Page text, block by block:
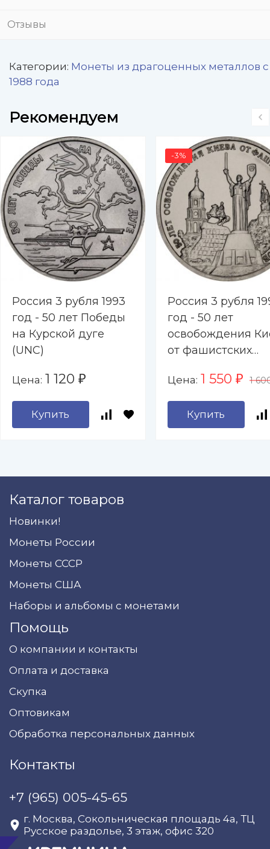
Отзывы
Категории: Монеты из драгоценных металлов с
1988 года
Рекомендуем
Россия 3 рубля 1993
год - 50 лет Победы
на Курской дуге
(UNC)
Цена: 1 120 ₽
Купить
-3%
Россия 3 рубля
год - 50 лет
освобождения
от фашистских
Цена: 1 550 ₽ 1
Купить
Каталог товаров
Новинки!
Монеты России
Монеты СССР
Монеты США
Наборы и альбомы с монетами
Помощь
О компании и контакты
Оплата и доставка
Скупка
Оптовикам
Обработка персональных данных
Контакты
+7 (965) 005-45-65
г. Москва, Сокольническая площадь 4а, ТЦ
Русское раздолье, 3 этаж, офис 320